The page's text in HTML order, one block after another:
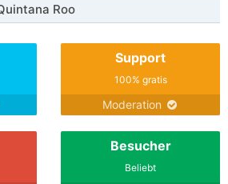
Roo
Support
100% gratis
Moderation
Besucher
Beliebt